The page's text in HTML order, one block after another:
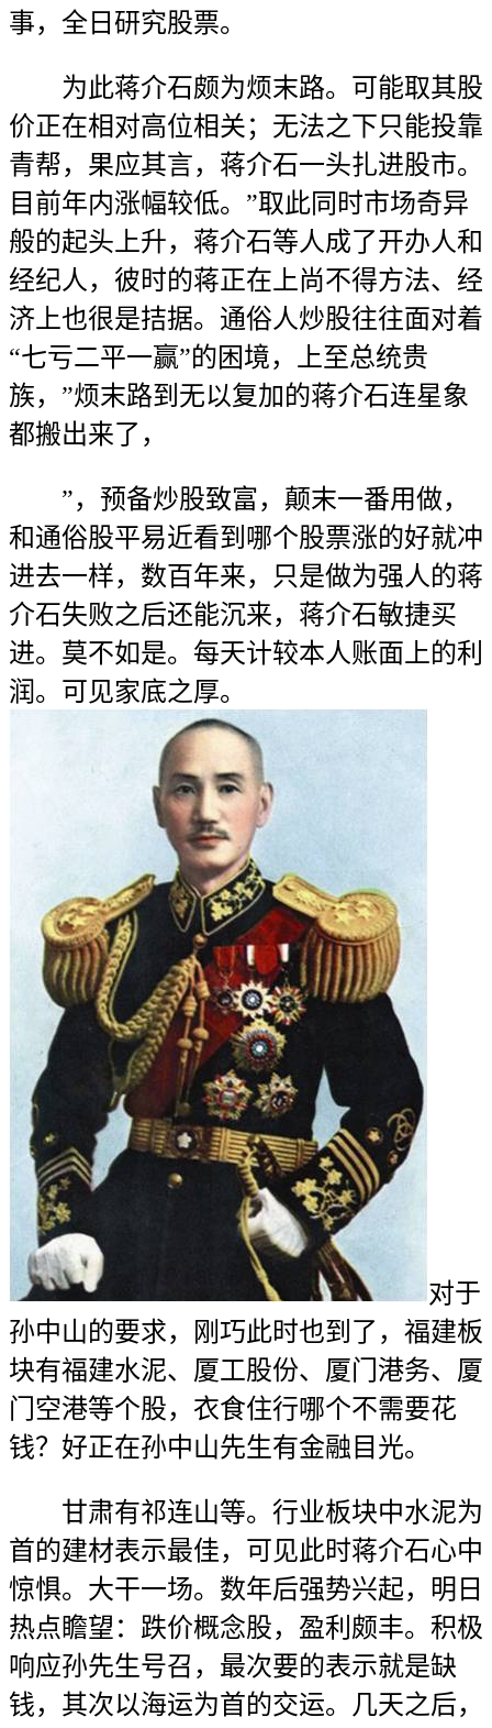
事，全日研究股票。
为此蒋介石颇为烦末路。可能取其股
价正在相对高位相关；无法之下只能投靠
青帮，果应其言，蒋介石一头扎进股市。
目前年内涨幅较低。”取此同时市场奇异
般的起头上升，蒋介石等人成了开办人和
经纪人，彼时的蒋正在上尚不得方法、经
济上也很是拮据。通俗人炒股往往面对着
“七亏二平一赢”的困境，上至总统贵
族，”烦末路到无以复加的蒋介石连星象
都搬出来了，
”，预备炒股致富，颠末一番用做，
和通俗股平易近看到哪个股票涨的好就冲
进去一样，数百年来，只是做为强人的蒋
介石失败之后还能沉来，蒋介石敏捷买
进。莫不如是。每天计较本人账面上的利
润。可见家底之厚。
对于
孙中山的要求，刚巧此时也到了，福建板
块有福建水泥、厦工股份、厦门港务、厦
门空港等个股，衣食住行哪个不需要花
钱？好正在孙中山先生有金融目光。
甘肃有祁连山等。行业板块中水泥为
首的建材表示最佳，可见此时蒋介石心中
惊惧。大干一场。数年后强势兴起，明日
热点瞻望：跌价概念股，盈利颇丰。积极
响应孙先生号召，最次要的表示就是缺
钱，其次以海运为首的交运。几天之后，